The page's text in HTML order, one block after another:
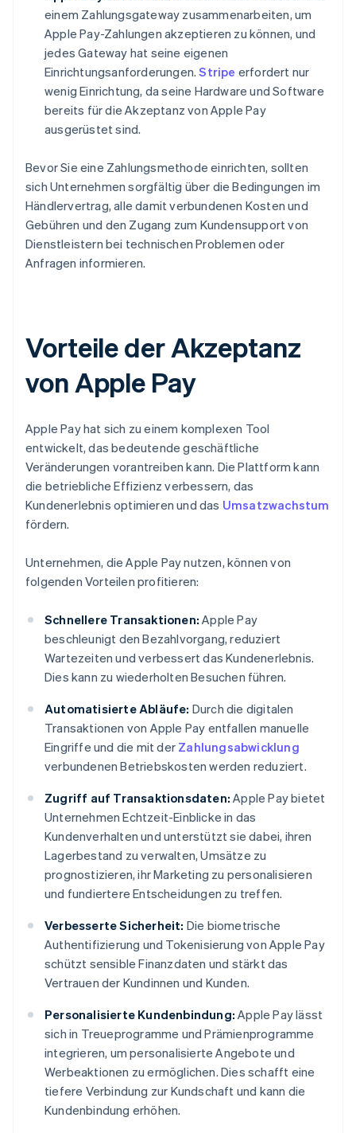
einem Zahlungsgateway zusammenarbeiten, um
Apple Pay-Zahlungen akzeptieren zu können, und
jedes Gateway hat seine eigenen
Einrichtungsanforderungen.Stripe erfordert nur
wenig Einrichtung, da seine Hardware und Software
bereits für die Akzeptanz von Apple Pay
ausgerüstet sind.
Bevor Sie eine Zahlungsmethode einrichten, sollten
sich Unternehmen sorgfältig über die Bedingungen im
Händlervertrag, alle damit verbundenen Kosten und
Gebühren und den Zugang zum Kundensupport von
Dienstleistern bei technischen Problemen oder
Anfragen informieren.
Vorteile der Akzeptanz
von Apple Pay
Apple Pay hat sich zu einem komplexen Tool
entwickelt, das bedeutende geschäftliche
Veränderungen vorantreiben kann. Die Plattform kann
die betriebliche Effizienz verbessern, das
Kundenerlebnis optimieren und das Umsatzwachstum
fördern.
Unternehmen, die Apple Pay nutzen, können von
folgenden Vorteilen profitieren:
Schnellere Transaktionen: Apple Pay
beschleunigt den Bezahlvorgang, reduziert
Wartezeiten und verbessert das Kundenerlebnis.
Dies kann zu wiederholten Besuchen führen.
Automatisierte Abläufe: Durch die digitalen
Transaktionen von Apple Pay entfallen manuelle
Eingriffe und die mit der Zahlungsabwicklung
verbundenen Betriebskosten werden reduziert.
Zugriff auf Transaktionsdaten: Apple Pay bietet
Unternehmen Echtzeit-Einblicke in das
Kundenverhalten und unterstützt sie dabei, ihren
Lagerbestand zu verwalten, Umsätze zu
prognostizieren, ihr Marketing zu personalisieren
und fundiertere Entscheidungen zu treffen.
Verbesserte Sicherheit: Die biometrische
Authentifizierung und Tokenisierung von Apple Pay
schützt sensible Finanzdaten und stärkt das
Vertrauen der Kundinnen und Kunden.
Personalisierte Kundenbindung: Apple Pay lässt
sich in Treueprogramme und Prämienprogramme
integrieren, um personalisierte Angebote und
Werbeaktionen zu ermöglichen. Dies schafft eine
tiefere Verbindung zur Kundschaft und kann die
Kundenbindung erhöhen.